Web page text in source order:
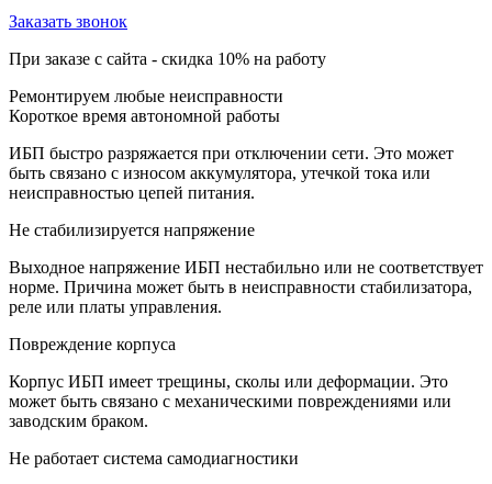
Заказать звонок
При заказе с сайта - скидка 10% на работу
Ремонтируем любые неисправности
Короткое время автономной работы
ИБП быстро разряжается при отключении сети. Это может
быть связано с износом аккумулятора, утечкой тока или
неисправностью цепей питания.
Не стабилизируется напряжение
Выходное напряжение ИБП нестабильно или не соответствует
норме. Причина может быть в неисправности стабилизатора,
реле или платы управления.
Повреждение корпуса
Корпус ИБП имеет трещины, сколы или деформации. Это
может быть связано с механическими повреждениями или
заводским браком.
Не работает система самодиагностики